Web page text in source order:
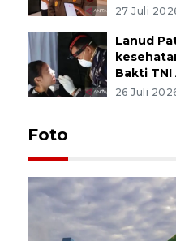
27 Juli
Lanud
Bakti TNI
26 Juli
Foto